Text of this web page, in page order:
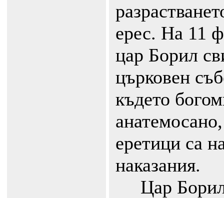
ерес. На 11
цар Борил
църковен
където
еретици са
наказания.
Цар Борил